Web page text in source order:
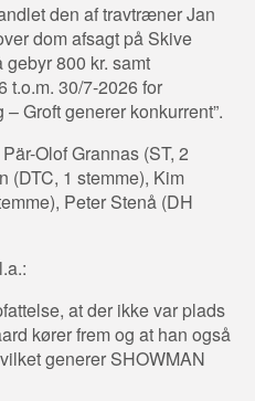
den af travtræner Jan
dom afsagt på Skive
gebyr 800 kr. samt
t.o.m. 30/7-2026 for
Groft generer konkurrent”.
Olof Grannas (ST, 2
(DTC, 1 stemme), Kim
Peter Stenå (DH
at der ikke var plads
kører frem og at han også
generer SHOWMAN